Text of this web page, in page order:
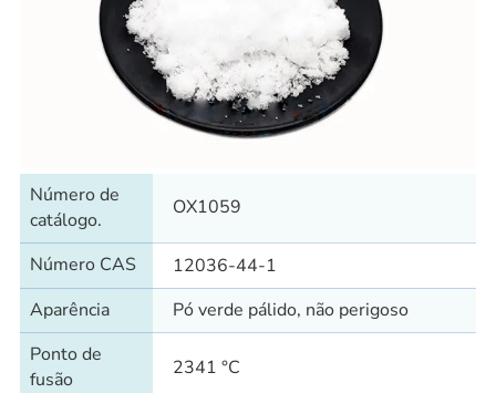
Número de
catálogo.
OX1059
Número CAS
12036-44-1
Aparência
Pó verde pálido, não perigoso
Ponto de
fusão
2341 °C